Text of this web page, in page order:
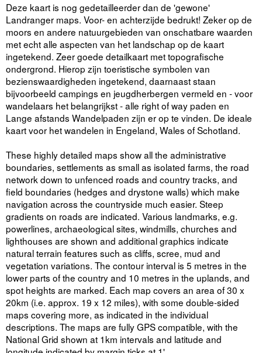
Deze kaart is nog gedetailleerder dan de 'gewone'
Landranger maps. Voor- en achterzijde bedrukt! Zeker op de
moors en andere natuurgebieden van onschatbare waarden
met echt alle aspecten van het landschap op de kaart
ingetekend. Zeer goede detailkaart met topografische
ondergrond. Hierop zijn toeristische symbolen van
bezienswaardigheden ingetekend, daarnaast staan
bijvoorbeeld campings en jeugdherbergen vermeld en - voor
wandelaars het belangrijkst - alle right of way paden en
Lange afstands Wandelpaden zijn er op te vinden. De ideale
kaart voor het wandelen in Engeland, Wales of Schotland.
These highly detailed maps show all the administrative
boundaries, settlements as small as isolated farms, the road
network down to unfenced roads and country tracks, and
field boundaries (hedges and drystone walls) which make
navigation across the countryside much easier. Steep
gradients on roads are indicated. Various landmarks, e.g.
powerlines, archaeological sites, windmills, churches and
lighthouses are shown and additional graphics indicate
natural terrain features such as cliffs, scree, mud and
vegetation variations. The contour interval is 5 metres in the
lower parts of the country and 10 metres in the uplands, and
spot heights are marked. Each map covers an area of 30 x
20km (i.e. approx. 19 x 12 miles), with some double-sided
maps covering more, as indicated in the individual
descriptions. The maps are fully GPS compatible, with the
National Grid shown at 1km intervals and latitude and